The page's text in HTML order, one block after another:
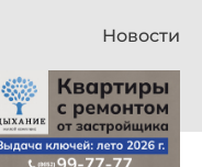
Новости